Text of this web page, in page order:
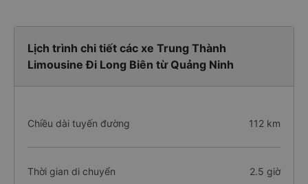
Lịch trình chi tiết các xe Trung Thành
Limousine Đi Long Biên từ Quảng Ninh
Chiều dài tuyến đường 112 km
Thời gian di chuyển 2.5 giờ